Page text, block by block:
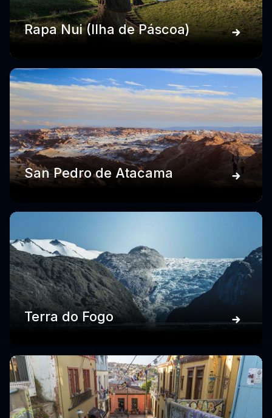
Rapa Nui (Ilha de Páscoa)
San Pedro de Atacama
Terra do Fogo